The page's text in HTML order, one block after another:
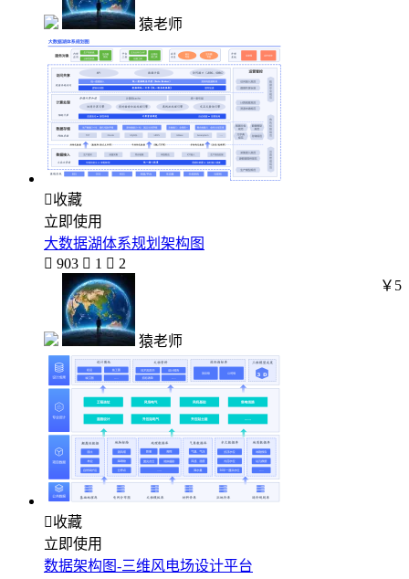
猿老师
收藏
立即使用
大数据湖体系规划架构图
 903  1  2
猿老师
￥5
收藏
立即使用
数据架构图-三维风电场设计平台